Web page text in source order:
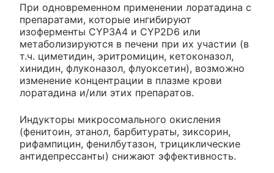
При одновременном применении лоратадина с
препаратами, которые ингибируют
изоферменты CYP3A4 и CYP2D6 или
метаболизируются в печени при их участии (в
т.ч. циметидин, эритромицин, кетоконазол,
хинидин, флуконазол, флуоксетин), возможно
изменение концентрации в плазме крови
лоратадина и/или этих препаратов.
Индукторы микросомального окисления
(фенитоин, этанол, барбитураты, зиксорин,
рифампицин, фенилбутазон, трициклические
антидепрессанты) снижают эффективность.